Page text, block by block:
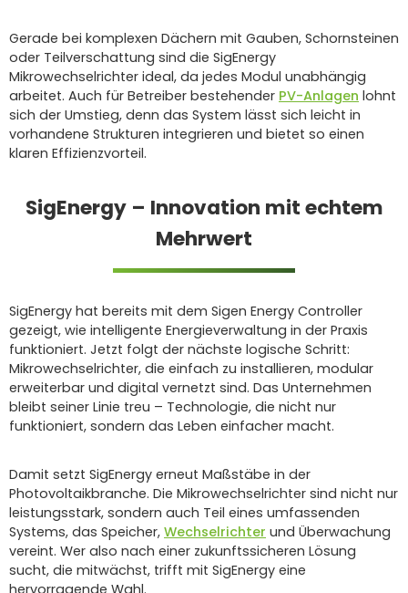
Gerade bei komplexen Dächern mit Gauben, Schornsteinen
oder Teilverschattung sind die SigEnergy
Mikrowechselrichter ideal, da jedes Modul unabhängig
arbeitet. Auch für Betreiber bestehender PV-Anlagen lohnt
sich der Umstieg, denn das System lässt sich leicht in
vorhandene Strukturen integrieren und bietet so einen
klaren Effizienzvorteil.
SigEnergy – Innovation mit echtem
Mehrwert
SigEnergy hat bereits mit dem Sigen Energy Controller
gezeigt, wie intelligente Energieverwaltung in der Praxis
funktioniert. Jetzt folgt der nächste logische Schritt:
Mikrowechselrichter, die einfach zu installieren, modular
erweiterbar und digital vernetzt sind. Das Unternehmen
bleibt seiner Linie treu – Technologie, die nicht nur
funktioniert, sondern das Leben einfacher macht.
Damit setzt SigEnergy erneut Maßstäbe in der
Photovoltaikbranche. Die Mikrowechselrichter sind nicht nur
leistungsstark, sondern auch Teil eines umfassenden
Systems, das Speicher, Wechselrichter und Überwachung
vereint. Wer also nach einer zukunftssicheren Lösung
sucht, die mitwächst, trifft mit SigEnergy eine
hervorragende Wahl.